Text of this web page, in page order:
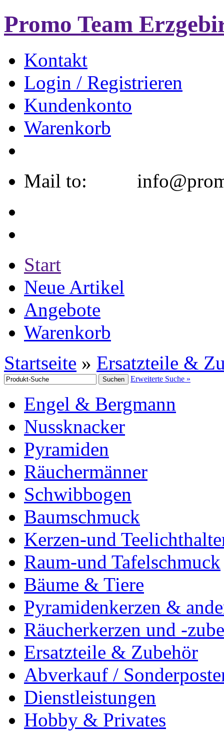
Promo Team
Kontakt
Login / Registrieren
Kundenkonto
Warenkorb
Mail to:
Start
Neue Artikel
Angebote
Warenkorb
Startseite » Ersatzteile &
Erweiterte Suche »
Engel & Bergmann
Nussknacker
Pyramiden
Räuchermänner
Schwibbogen
Baumschmuck
Kerzen-und
Raum-und Tafelschmuck
Bäume & Tiere
Pyramidenkerzen &
Räucherkerzen und -
Ersatzteile & Zubehör
Abverkauf /
Dienstleistungen
Hobby & Privates